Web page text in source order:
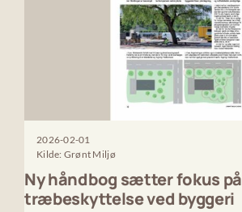
2026-02-01
Kilde: Grønt Miljø
Ny håndbog sætter fokus på
træbeskyttelse ved byggeri